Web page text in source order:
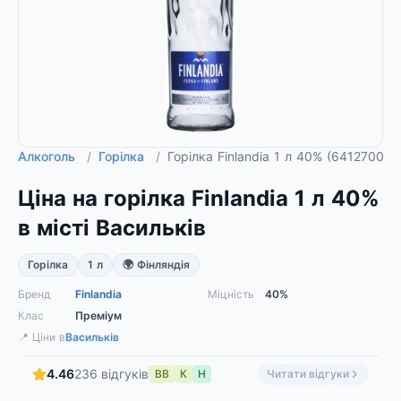
Алкоголь / Горілка / Горілка Finlandia 1 л 40%
Ціна на горілка Finlandia 1 л 40%
в місті Васильків
Горілка 1 л 🌍 Фінляндія
Бренд Finlandia Міцність
40%
Клас
Преміум
📍 Ціни вВасильків
4.46236 відгуків ВВ К Н Читати відгуки